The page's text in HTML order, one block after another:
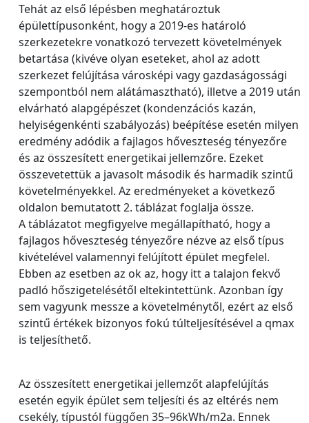
Tehát az első lépésben meghatároztuk
épülettípusonként, hogy a 2019-es határoló
szerkezetekre vonatkozó tervezett követelmények
betartása (kivéve olyan eseteket, ahol az adott
szerkezet felújítása városképi vagy gazdaságossági
szempontból nem alátámasztható), illetve a 2019 után
elvárható alapgépészet (kondenzációs kazán,
helyiségenkénti szabályozás) beépítése esetén milyen
eredmény adódik a fajlagos hőveszteség tényezőre
és az összesített energetikai jellemzőre. Ezeket
összevetettük a javasolt második és harmadik szintű
követelményekkel. Az eredményeket a következő
oldalon bemutatott 2. táblázat foglalja össze.
A táblázatot megfigyelve megállapítható, hogy a
fajlagos hőveszteség tényezőre nézve az első típus
kivételével valamennyi felújított épület megfelel.
Ebben az esetben az ok az, hogy itt a talajon fekvő
padló hőszigetelésétől eltekintettünk. Azonban így
sem vagyunk messze a követelménytől, ezért az első
szintű értékek bizonyos fokú túlteljesítésével a qmax
is teljesíthető.
Az összesített energetikai jellemzőt alapfelújítás
esetén egyik épület sem teljesíti és az eltérés nem
csekély, típustól függően 35–96kWh/m2a. Ennek